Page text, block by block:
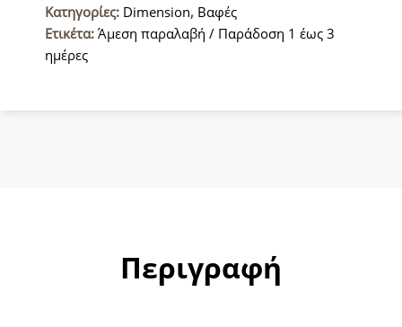
Κατηγορίες: Dimension, Βαφές
Ετικέτα: Άμεση παραλαβή / Παράδοση 1 έως 3
ημέρες
Περιγραφή